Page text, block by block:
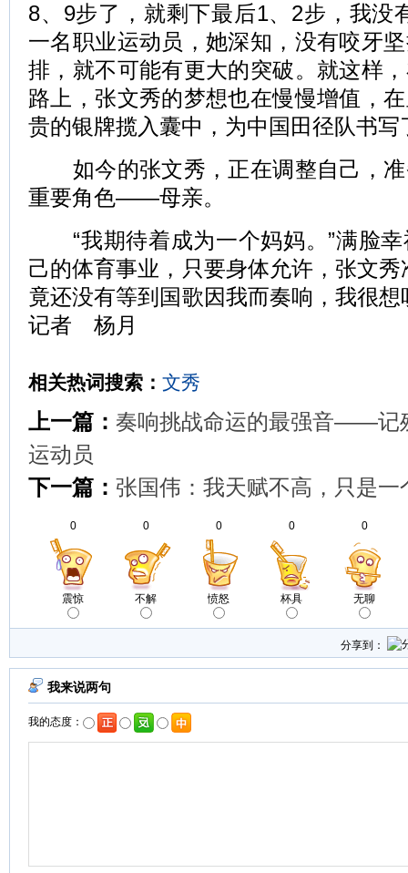
8、9步了，就剩下最后1、2步，我没
一名职业运动员，她深知，没有咬牙
排，就不可能有更大的突破。就这样
路上，张文秀的梦想也在慢慢增值，
贵的银牌揽入囊中，为中国田径队书写
如今的张文秀，正在调整自己，准
重要角色——母亲。
“我期待着成为一个妈妈。”满脸幸
己的体育事业，只要身体允许，张文
竟还没有等到国歌因我而奏响，我很
记者 杨月
相关热词搜索： 文秀
上一篇： 奏响挑战命运的最强音——记
运动员
下一篇： 张国伟：我天赋不高，只是一
0
震惊
0
不解
0
愤怒
0
杯具
0
无聊
分享到：